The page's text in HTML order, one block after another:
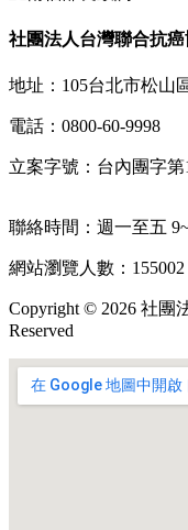
社團法人台灣聯合抗
地址：105台北市松山
電話：0800-60-9998
立案字號：台內團字
聯絡時間：週一至五
網站瀏覽人數：155002
Copyright © 2026 社團
Reserved